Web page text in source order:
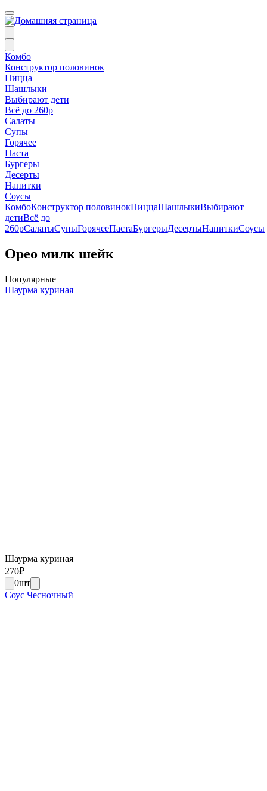
Комбо
Конструктор половинок
Пицца
Шашлыки
Выбирают дети
Всё до 260р
Салаты
Супы
Горячее
Паста
Бургеры
Десерты
Напитки
Соусы
КомбоКонструктор половинокПиццаШашлыкиВыбирают
детиВсё до
260рСалатыСупыГорячееПастаБургерыДесертыНапиткиСоусы
Орео милк шейк
Популярные
Шаурма куриная
Шаурма куриная
270₽
0шт
Соус Чесночный